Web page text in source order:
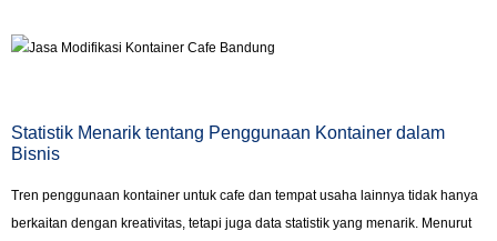
Statistik Menarik tentang Penggunaan Kontainer dalam
Bisnis
Tren penggunaan kontainer untuk cafe dan tempat usaha lainnya tidak hanya
berkaitan dengan kreativitas, tetapi juga data statistik yang menarik. Menurut